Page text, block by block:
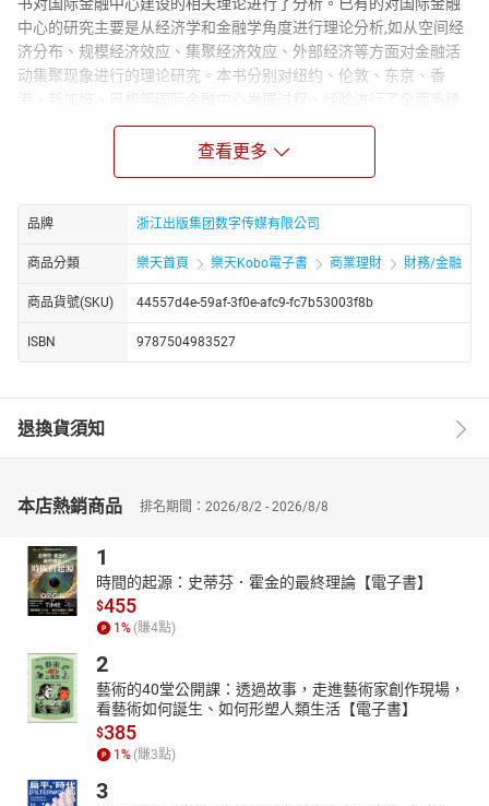
中心的研究主要是从经济学和金融学角度进行理论分析,如从空间经
济分布、规模经济效应、集聚经济效应、外部经济等方面对金融活
动集聚现象进行的理论研究。本书分别对纽约、伦敦、东京、香
港、新加坡、巴黎等国际金融中心发展过程、经验进行了全面系统
分析。通过相关指数来分析上海与全球主要国际金融中心的差距。
2020年上海国际金融中心发展目标:资本项目基本完全开放,建成全球
最重要的人民币金融循环枢纽和人民币定价中心,初步形成以SCHIPS
适应的国际金融中心。到“十三五冶期末,上海金融生态环境的各项指
标将获得长足进步。到“十三五冶期末,上海金融市场将建设成为和所
设定赶超的国际金融中心目标相匹配的规模、广度和深度,上海金融
市场在全球排名前五,在亚洲超越新加坡和香港,达到和东京基本相当
的程度。到“十三五冶期末,上海金融机构无论数量还是实力均可与新
加坡和香港比肩,大量知名国际国内金融金融落户上海,上海金融机构
家数从现有1400家增至2200家。“十三五冶期间,网络金融、科技金
国内经济和金融总量为基础的、与纽约并列的全球两大最重要的国
际金融中心之一,并成为人民币定价中心、人民币资产管理中心和人
列。结合上海实际,综合本书研究成果提出了2020年上海国际金融中
心,以完善上海金融市场体系和金融创新、资本项目开放、金融市场
自由化、人民币国际化等为两翼,以上海自贸区建设为机遇,以上海产
业升级为基础,以超常规发展上海金融业为抓手。本书创新点:第一,本
书对纽约、伦敦、东京、香港、新加坡、巴黎等全球重要国际金融
中心的发展进行了全面系统的深入分析,资料非常丰富,历史数据非常
翔实,具有较高的可读性和实践意义。第二,本书对全球主要国际金融
中心研究时,重点关注国际金融中心发展历程、形成机制和国家角色
等几个方面,比较好地把握了问题的关键。
组序言内容提要第一章 引言第一节 研究背景及意义第二节 主要研究
念界定及理论研究第一节 相关概念的界定第二节 国际金融中心建设
查看更多
品牌 浙江出版集团数字传媒有限公司
商品分類 樂天首頁 樂天Kobo電子書 商業理財 財務/金融
商品貨號(SKU) 44557d4e-59af-3f0e-afc9-fc7b53003f8b
ISBN 9787504983527
退換貨須知
本店熱銷商品 排名期間：2026/8/2 - 2026/8/8
1
時間的起源：史蒂芬．霍金的最終理論【電子書】
$455
1 % (賺4點)
2
藝術的40堂公開課：透過故事，走進藝術家創作現場，
看藝術如何誕生、如何形塑人類生活【電子書】
$385
1 % (賺3點)
3